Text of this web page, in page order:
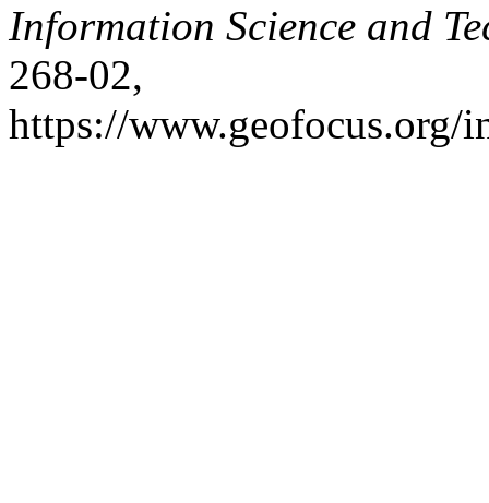
Information Science and
268-02,
https://www.geofocus.org/